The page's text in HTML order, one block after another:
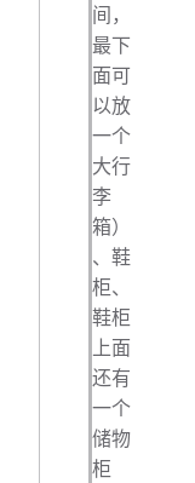
间，
最下
面可
以放
一个
大行
李
箱）
、鞋
柜、
鞋柜
上面
还有
一个
储物
柜